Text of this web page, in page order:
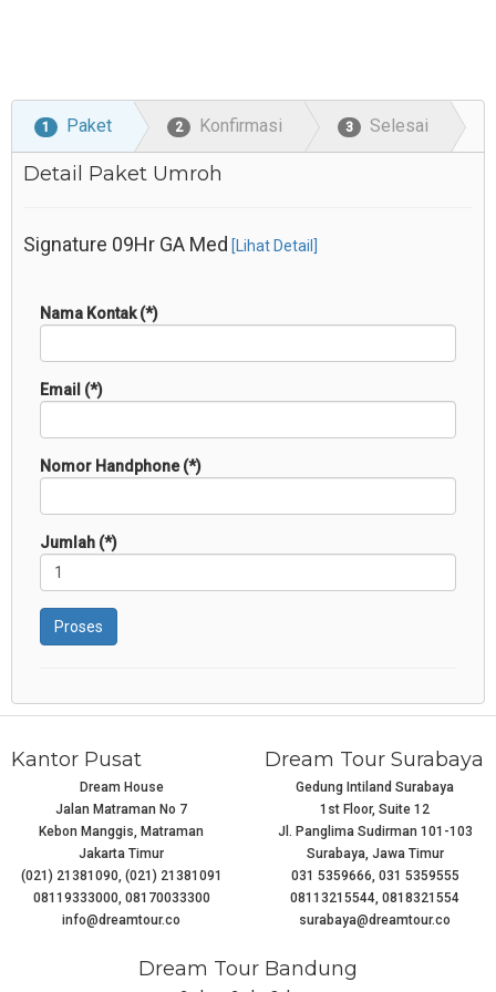
1 Paket 2 Konfirmasi 3 Selesai
Detail Paket Umroh
Signature 09Hr GA Med [Lihat Detail]
Nama Kontak (*)
Email (*)
Nomor Handphone (*)
Jumlah (*)
Proses
Kantor Pusat
Dream House
Jalan Matraman No 7
Kebon Manggis, Matraman
Jakarta Timur
(021) 21381090, (021) 21381091
08119333000, 08170033300
info@dreamtour.co
Dream Tour Surabaya
Gedung Intiland Surabaya
1st Floor, Suite 12
Jl. Panglima Sudirman 101-103
Surabaya, Jawa Timur
031 5359666, 031 5359555
08113215544, 0818321554
surabaya@dreamtour.co
Dream Tour Bandung